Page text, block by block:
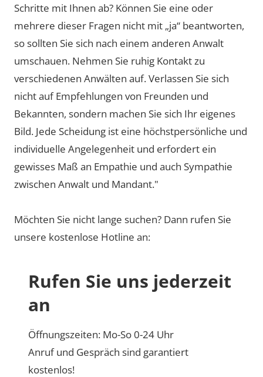
Schritte mit Ihnen ab? Können Sie eine oder
mehrere dieser Fragen nicht mit „ja“ beantworten,
so sollten Sie sich nach einem anderen Anwalt
umschauen. Nehmen Sie ruhig Kontakt zu
verschiedenen Anwälten auf. Verlassen Sie sich
nicht auf Empfehlungen von Freunden und
Bekannten, sondern machen Sie sich Ihr eigenes
Bild. Jede Scheidung ist eine höchstpersönliche und
individuelle Angelegenheit und erfordert ein
gewisses Maß an Empathie und auch Sympathie
zwischen Anwalt und Mandant."
Möchten Sie nicht lange suchen? Dann rufen Sie
unsere kostenlose Hotline an:
Rufen Sie uns jederzeit
an
Öffnungszeiten: Mo-So 0-24 Uhr
Anruf und Gespräch sind garantiert
kostenlos!